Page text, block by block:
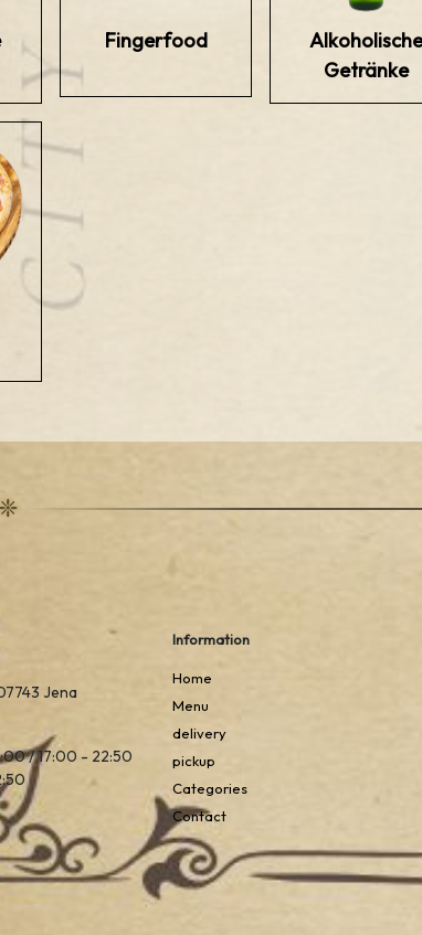
Fingerfood
Alkoholische
Getränke
Jena
/ 17:00 - 22:50
Information
Home
Menu
delivery
pickup
Categories
Contact